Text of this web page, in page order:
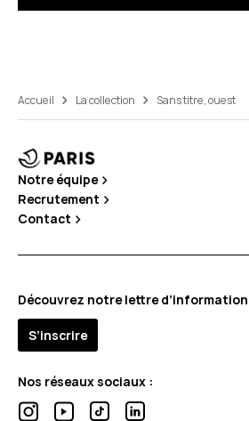
Accueil La collection Sans titre, ouest
Notre équipe
Recrutement
Contact
Découvrez notre lettre
S’inscrire
Nos réseaux sociaux :